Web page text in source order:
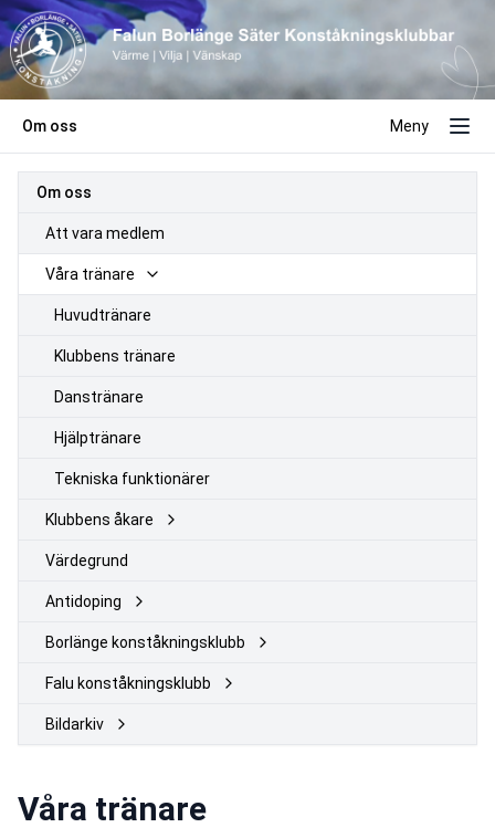
Om oss Meny
Om oss
Att vara medlem
Våra tränare
Huvudtränare
Klubbens tränare
Danstränare
Hjälptränare
Tekniska funktionärer
Klubbens åkare
Värdegrund
Antidoping
Borlänge konståkningsklubb
Falu konståkningsklubb
Bildarkiv
Våra tränare